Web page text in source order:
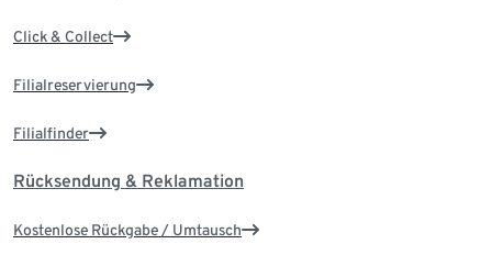
Click & Collect
Filialreservierung
Filialfinder
Rücksendung & Reklamation
Kostenlose Rückgabe / Umtausch